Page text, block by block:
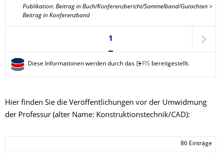
Publikation: Beitrag in Buch/Konferenzbericht/Sammelband/Gutachten >
Beitrag in Konferenzband
Seite 1, aktuell ausgewählt
1
weiter
Diese Informationen werden durch das FIS bereitgestellt.
Hier finden Sie die Veröffentlichungen vor der Umwidmung
der Professur (alter Name: Konstruktionstechnik/CAD):
86 Einträge